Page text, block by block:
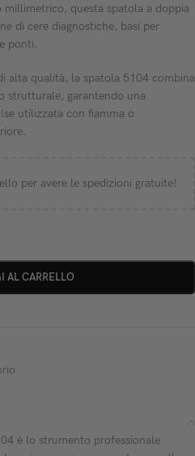
questa spatola a doppia
di cere diagnostiche, basi per
ponti.
alta qualità, la spatola 5104 combina
strutturale, garantendo una
utilizzata con fiamma o
per avere le spedizioni gratuite!
AL CARRELLO
è lo strumento professionale